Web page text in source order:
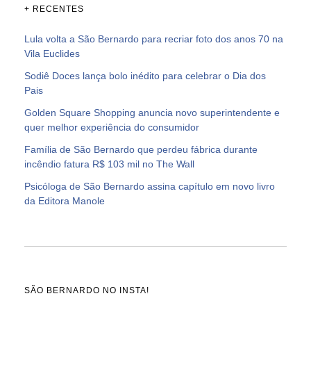
+ RECENTES
Lula volta a São Bernardo para recriar foto dos anos 70 na
Vila Euclides
Sodiê Doces lança bolo inédito para celebrar o Dia dos
Pais
Golden Square Shopping anuncia novo superintendente e
quer melhor experiência do consumidor
Família de São Bernardo que perdeu fábrica durante
incêndio fatura R$ 103 mil no The Wall
Psicóloga de São Bernardo assina capítulo em novo livro
da Editora Manole
SÃO BERNARDO NO INSTA!